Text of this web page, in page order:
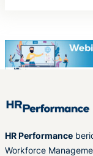
HR Performance
Workforce